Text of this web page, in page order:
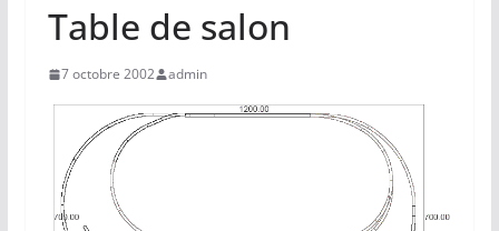
Table de salon
7 octobre 2002 admin